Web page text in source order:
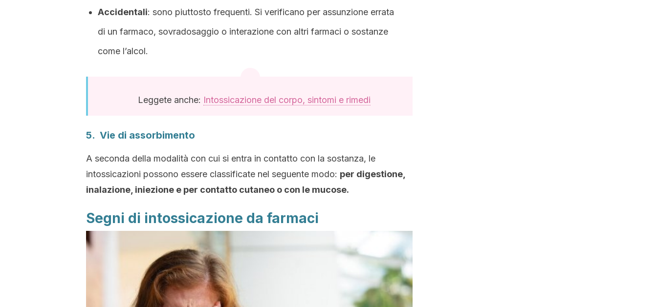
Accidentali: sono piuttosto frequenti. Si verificano per assunzione errata
di un farmaco, sovradosaggio o interazione con altri farmaci o sostanze
come l’alcol.
Leggete anche: Intossicazione del corpo, sintomi e rimedi
5. Vie di assorbimento
A seconda della modalità con cui si entra in contatto con la sostanza, le
intossicazioni possono essere classificate nel seguente modo: per digestione,
inalazione, iniezione e per contatto cutaneo o con le mucose.
Segni di intossicazione da farmaci